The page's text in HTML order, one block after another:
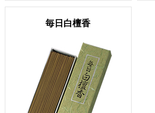
毎日白檀香